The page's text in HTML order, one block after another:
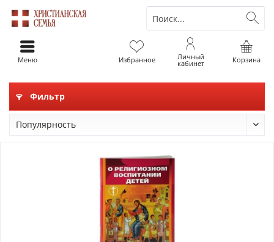
Корзина
Избранное Личный
кабинет
Меню
Фильтр